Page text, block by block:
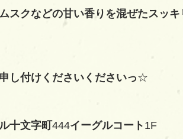
スクなどの甘い香りを混ぜたスッ
し付けくださいくださいっ☆
十文字町 444イーグルコート 1F